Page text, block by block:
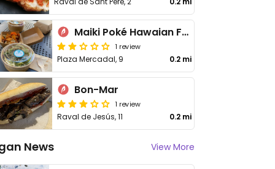
Maiki Poké Hawaian Food
1 review
Plaza Mercadal, 9 0.2 mi
Bon-Mar
1 review
Raval de Jesús, 11 0.2 mi
News View More